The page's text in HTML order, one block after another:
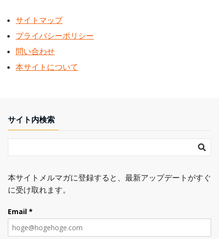
サイトマップ
プライバシーポリシー
問い合わせ
本サイトについて
サイト内検索